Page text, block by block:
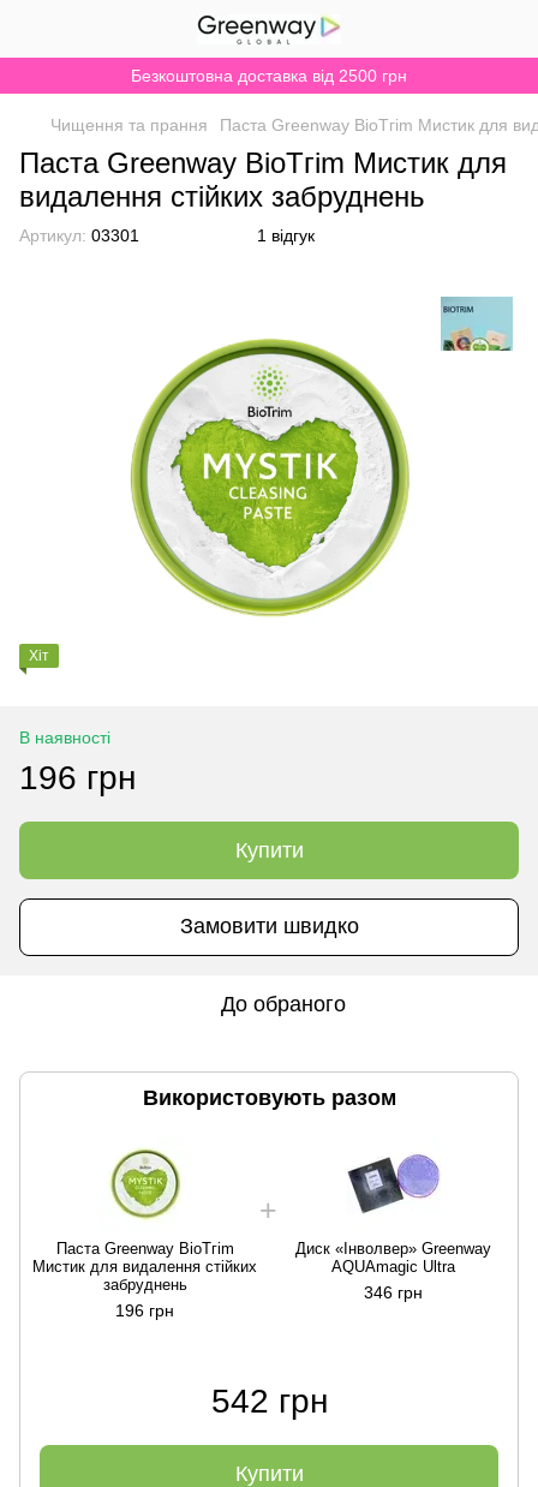
Безкоштовна доставка від 2500 грн
Чищення та прання Паста Greenway BioTгim Мистик для
Паста Greenway BioTгim Мистик для
видалення стійких забруднень
Артикул: 03301 1 відгук
Хіт
В наявності
196 грн
Купити
Замовити швидко
До обраного
Використовують разом
Паста Greenway BioTгim
Мистик для видалення стійких
забруднень
196 грн
Диск «Інволвер» Greenway
AQUAmagic Ultra
346 грн
542 грн
Купити